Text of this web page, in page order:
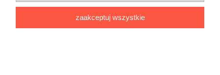
zaakceptuj wszystkie